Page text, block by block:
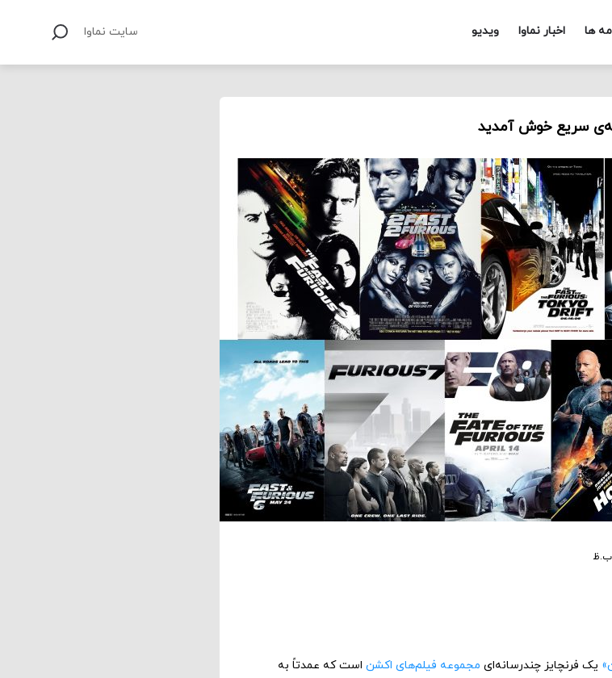
ها اخبار نماوا ویدیو سایت نماوا
سریع خوش آمدید
یک فرنچایز چندرسانه‌ای مجموعه فیلم‌های اکشن است که عمدتاً به